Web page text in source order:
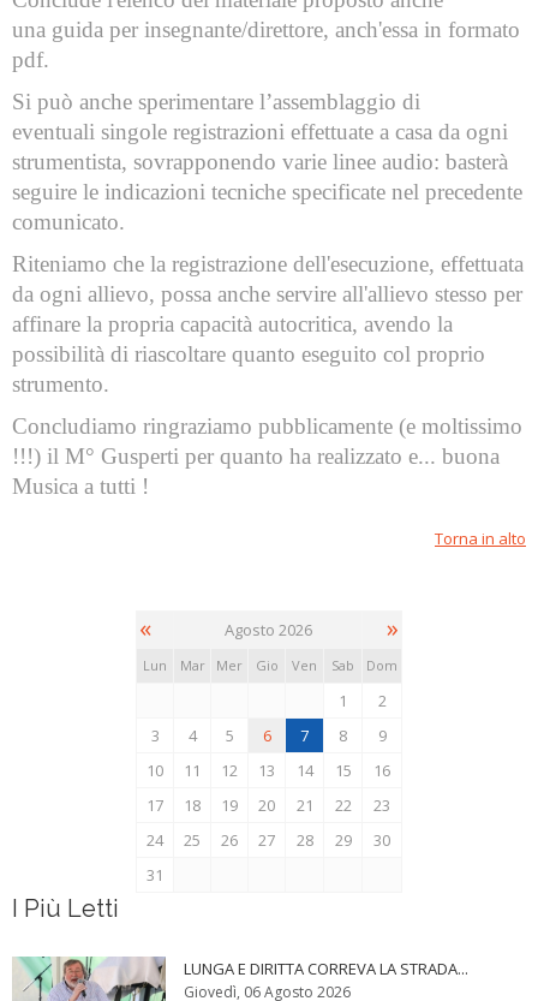
una guida per insegnante/direttore, anch'essa in formato
pdf.
Si può anche sperimentare l’assemblaggio di
eventuali singole registrazioni effettuate a casa da ogni
strumentista, sovrapponendo varie linee audio: basterà
seguire le indicazioni tecniche specificate nel precedente
comunicato.
Riteniamo che la registrazione dell'esecuzione, effettuata
da ogni allievo, possa anche servire all'allievo stesso per
affinare la propria capacità autocritica, avendo la
possibilità di riascoltare quanto eseguito col proprio
strumento.
Concludiamo ringraziamo pubblicamente (e moltissimo
!!!) il M° Gusperti per quanto ha realizzato e... buona
Musica a tutti !
Torna in alto
« Agosto 2026 »
Lun Mar Mer Gio Ven Sab Dom
1
2
3
4 5 6 7 8
9
10
11 12 13 14 15
16
17
18 19 20 21 22
23
24
25 26 27 28 29
30
31
I Più Letti
LUNGA E DIRITTA CORREVA LA STRADA...
Giovedì, 06 Agosto 2026